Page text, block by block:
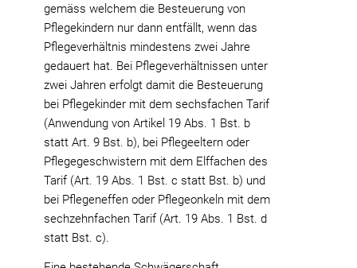
gemäss welchem die Besteuerung von
Pflegekindern nur dann entfällt, wenn das
Pflegeverhältnis mindestens zwei Jahre
gedauert hat. Bei Pflegeverhältnissen unter
zwei Jahren erfolgt damit die Besteuerung
bei Pflegekinder mit dem sechsfachen Tarif
(Anwendung von Artikel 19 Abs. 1 Bst. b
statt Art. 9 Bst. b), bei Pflegeeltern oder
Pflegegeschwistern mit dem Elffachen des
Tarif (Art. 19 Abs. 1 Bst. c statt Bst. b) und
bei Pflegeneffen oder Pflegeonkeln mit dem
sechzehnfachen Tarif (Art. 19 Abs. 1 Bst. d
statt Bst. c).